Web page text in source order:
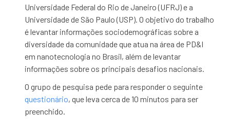
Universidade Federal do Rio de Janeiro (UFRJ) e a
Universidade de São Paulo (USP). O objetivo do trabalho
é levantar informações sociodemográficas sobre a
diversidade da comunidade que atua na área de PD&I
em nanotecnologia no Brasil, além de levantar
informações sobre os principais desafios nacionais.
O grupo de pesquisa pede para responder o seguinte
questionário, queleva cerca de 10 minutos para ser
preenchido.